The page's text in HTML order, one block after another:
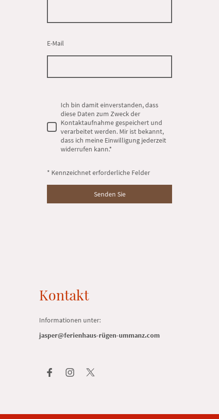
E-Mail
Ich bin damit einverstanden, dass
diese Daten zum Zweck der
Kontaktaufnahme gespeichert und
verarbeitet werden. Mir ist bekannt,
dass ich meine Einwilligung jederzeit
widerrufen kann.*
* Kennzeichnet erforderliche Felder
Senden Sie
Kontakt
Informationen unter:
jasper@ferienhaus-rügen-ummanz.com